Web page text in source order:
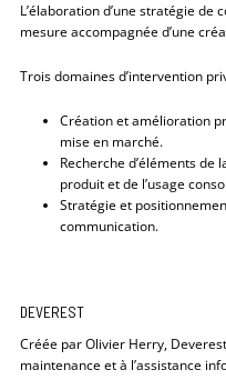
L’élaboration d’une stratégie
mesure accompagnée d’une
Trois domaines d’intervention
Création et amélioration
mise en marché.
Recherche d’éléments de
produit et de l’usage
Stratégie et
communication.
DEVEREST
Créée par Olivier Herry,
maintenance et à l’assistance